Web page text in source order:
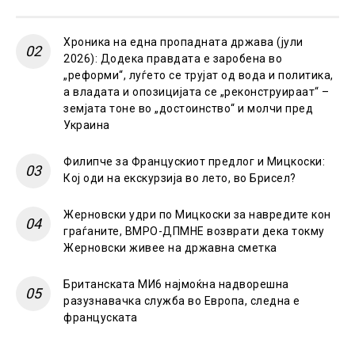
Хроника на една пропадната држава (јули
2026): Додека правдата е заробена во
„реформи“, луѓето се трујат од вода и политика,
а владата и опозицијата се „реконструираат“ –
земјата тоне во „достоинство“ и молчи пред
Украина
Филипче за Францускиот предлог и Мицкоски:
Кој оди на екскурзија во лето, во Брисел?
Жерновски удри по Мицкоски за навредите кон
граѓаните, ВМРО-ДПМНЕ возврати дека токму
Жерновски живее на државна сметка
Британската МИ6 најмоќна надворешна
разузнавачка служба во Европа, следна е
француската